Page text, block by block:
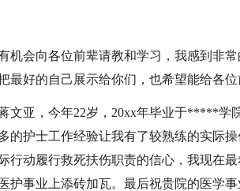
机会向各位前辈请教和学习，我感到非
最好的自己展示给你们，也希望能给各位
文亚，今年22岁，20xx年毕业于*****学
的护士工作经验让我有了较熟练的实际
行动履行救死扶伤职责的信心，我现在
护事业上添砖加瓦。最后祝贵院的医学事